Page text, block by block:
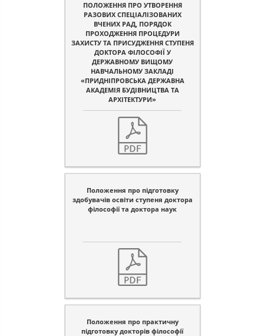
ПОЛОЖЕННЯ ПРО УТВОРЕННЯ
РАЗОВИХ СПЕЦІАЛІЗОВАНИХ
ВЧЕНИХ РАД, ПОРЯДОК
ПРОХОДЖЕННЯ ПРОЦЕДУРИ
ЗАХИСТУ ТА ПРИСУДЖЕННЯ СТУПЕНЯ
ДОКТОРА ФІЛОСОФІЇ У
ДЕРЖАВНОМУ ВИЩОМУ
НАВЧАЛЬНОМУ ЗАКЛАДІ
«ПРИДНІПРОВСЬКА ДЕРЖАВНА
АКАДЕМІЯ БУДІВНИЦТВА ТА
АРХІТЕКТУРИ»
Положення про підготовку
здобувачів освіти ступеня доктора
філософії та доктора наук
Положення про практичну
підготовку докторів філософії